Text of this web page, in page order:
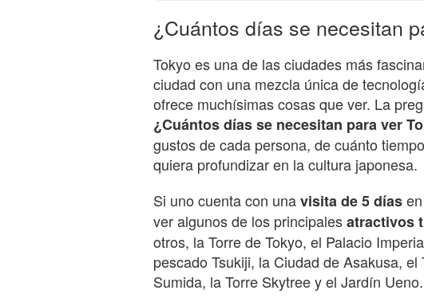
¿Cuántos días se necesitan
Tokyo es una de las ciudades más
ciudad con una mezcla única de
ofrece muchísimas cosas que ver. La
¿Cuántos días se necesitan para ver
gustos de cada persona, de cuánto
quiera profundizar en la cultura japonesa.
Si uno cuenta con unavisita de 5 días
ver algunos de los principalesatractivos
otros, la Torre de Tokyo, el Palacio
pescado Tsukiji, la Ciudad de Asakusa,
Sumida, la Torre Skytree y el Jardín Ueno.